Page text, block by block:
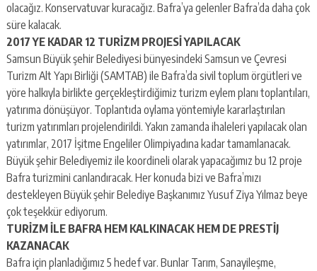
olacağız. Konservatuvar kuracağız. Bafra’ya gelenler Bafra’da daha çok
süre kalacak.
2017 YE KADAR 12 TURİZM PROJESİ YAPILACAK
Samsun Büyük şehir Belediyesi bünyesindeki Samsun ve Çevresi
Turizm Alt Yapı Birliği (SAMTAB) ile Bafra’da sivil toplum örgütleri ve
yöre halkıyla birlikte gerçekleştirdiğimiz turizm eylem planı toplantıları,
yatırıma dönüşüyor. Toplantıda oylama yöntemiyle kararlaştırılan
turizm yatırımları projelendirildi. Yakın zamanda ihaleleri yapılacak olan
yatırımlar, 2017 İşitme Engeliler Olimpiyadına kadar tamamlanacak.
Büyük şehir Belediyemiz ile koordineli olarak yapacağımız bu 12 proje
Bafra turizmini canlandıracak. Her konuda bizi ve Bafra’mızı
destekleyen Büyük şehir Belediye Başkanımız Yusuf Ziya Yılmaz beye
çok teşekkür ediyorum.
TURİZM İLE BAFRA HEM KALKINACAK HEM DE PRESTİJ
KAZANACAK
Bafra için planladığımız 5 hedef var. Bunlar Tarım, Sanayileşme,